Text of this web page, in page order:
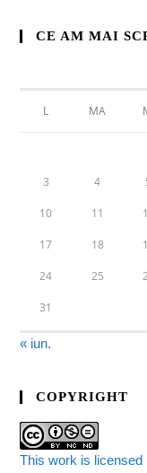
CE AM MAI
L MA
3 4
10 11
17 18
24 25
31
« iun.
COPYRIGHT
This work is licensed